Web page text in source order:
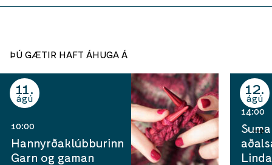
ÞÚ GÆTIR HAFT ÁHUGA Á
11
ágú
10:00
Hannyrðaklúbburinn
Garn og gaman
12
ágú
14:00